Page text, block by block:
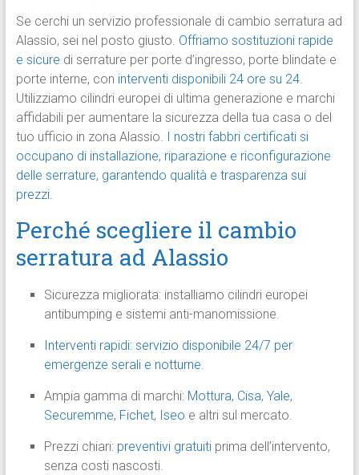
Se cerchi un servizio professionale di cambio serratura ad
Alassio, sei nel posto giusto. Offriamo sostituzioni rapide
e sicure di serrature per porte d’ingresso, porte blindate e
porte interne, con interventi disponibili 24 ore su 24.
Utilizziamo cilindri europei di ultima generazione e marchi
affidabili per aumentare la sicurezza della tua casa o del
tuo ufficio in zona Alassio.
I nostri fabbri certificati si
occupano di installazione, riparazione e riconfigurazione
delle serrature, garantendo qualità e trasparenza sui
prezzi.
Perché scegliere il cambio
serratura ad Alassio
Sicurezza migliorata: installiamo cilindri europei
antibumping e sistemi anti-manomissione.
Interventi rapidi: servizio disponibile 24/7 per
emergenze serali e notturne.
Ampia gamma di marchi: Mottura, Cisa, Yale,
Securemme, Fichet, Iseo e altri sul mercato.
Prezzi chiari: preventivi gratuitiprima dell’intervento,
senza costi nascosti.